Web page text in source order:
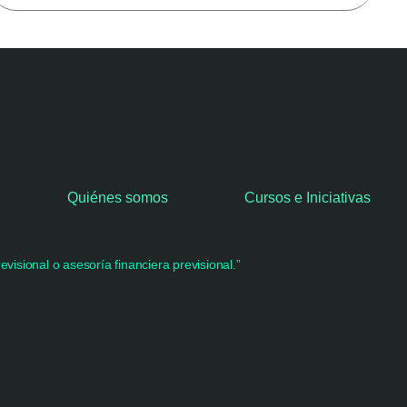
Quiénes somos Cursos e Iniciativas
o asesoría financiera previsional.”